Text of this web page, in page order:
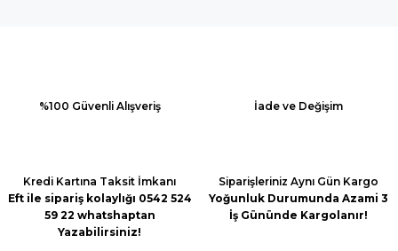
%100 Güvenli Alışveriş İade ve Değişim
Kredi Kartına Taksit İmkanı
Eft ile sipariş kolaylığı 0542 524
59 22 whatshaptan
Yazabilirsiniz!
Siparişleriniz Aynı Gün Kargo
Yoğunluk Durumunda Azami 3
İş Gününde Kargolanır!